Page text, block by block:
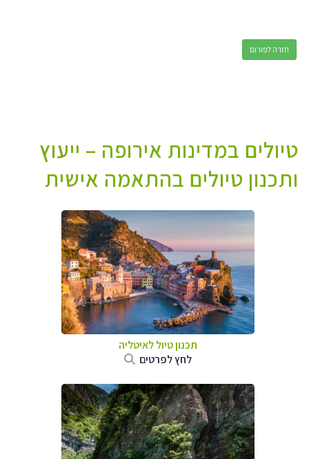
חזרה לפורום
טיולים במדינות אירופה – ייעוץ
ותכנון טיולים בהתאמה אישית
תכנון טיול לאיטליה
לחץ לפרטים